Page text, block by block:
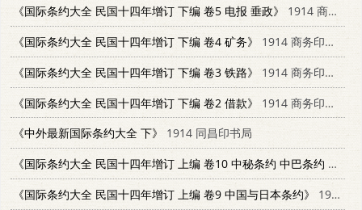
《国际条约大全 民国十四年增订 下编 卷5 电报 垂政》
1914 商务印书馆
《国际条约大全 民国十四年增订 下编 卷4 矿务》
1914 商务印书馆
《国际条约大全 民国十四年增订 下编 卷3 铁路》
1914 商务印书馆
《国际条约大全 民国十四年增订 下编 卷2 借款》
1914 商务印书馆
《中外最新国际条约大全 下》
1914 同昌印书局
《国际条约大全 民国十四年增订 上编 卷10 中秘条约 中巴条约 中葡条约》
《国际条约大全 民国十四年增订 上编 卷9 中国与日本条约》
1914 商务印书馆